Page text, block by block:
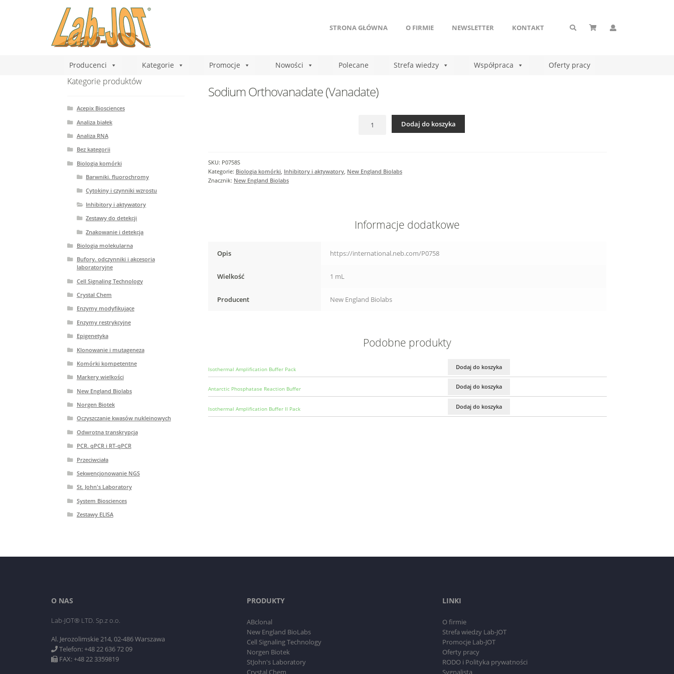
STRONA GŁÓWNA O FIRMIE NEWSLETTER KONTAKT
Producenci Kategorie Promocje Nowości Polecane Strefa wiedzy Współpraca Oferty pracy
Sodium Orthovanadate (Vanadate)
Sodium
Dodaj do koszyka
SKU: P0758S
Kategorie: Biologia komórki, Inhibitory i aktywatory, New England Biolabs
Znacznik: New England Biolabs
Informacje dodatkowe
Opis https://international.neb.com/P0758
Wielkość 1 mL
Producent New England Biolabs
Podobne produkty
Isothermal Amplification Buffer Pack Dodaj do koszyka
Antarctic Phosphatase Reaction Buffer Dodaj do koszyka
Isothermal Amplification Buffer II Pack Dodaj do koszyka
Kategorie produktów
Acepix Biosciences
Analiza białek
Analiza RNA
Bez kategorii
Biologia komórki
Barwniki. fluorochromy
Cytokiny i czynniki wzrostu
Inhibitory i aktywatory
Zestawy do detekcji
Znakowanie i detekcja
Biologia molekularna
Bufory. odczynniki i akcesoria
laboratoryjne
Cell Signaling Technology
Crystal Chem
Enzymy modyfikujące
Enzymy restrykcyjne
Epigenetyka
Klonowanie i mutageneza
Komórki kompetentne
Markery wielkości
New England Biolabs
Norgen Biotek
Oczyszczanie kwasów nukleinowych
Odwrotna transkrypcja
PCR. qPCR i RT-qPCR
Przeciwciała
Sekwencjonowanie NGS
St. John's Laboratory
System Biosciences
Zestawy ELISA
O NAS
Lab-JOT® LTD. Sp.z o.o.
Al. Jerozolimskie 214, 02-486 Warszawa
Telefon: +48 22 636 72 09
FAX: +48 22 3359819
PRODUKTY
ABclonal
New England BioLabs
Cell Signaling Technology
Norgen Biotek
StJohn's Laboratory
Crystal Chem
LINKI
O firmie
Strefa wiedzy Lab-JOT
Promocje Lab-JOT
Oferty pracy
RODO i Polityka prywatności
Sygnalista